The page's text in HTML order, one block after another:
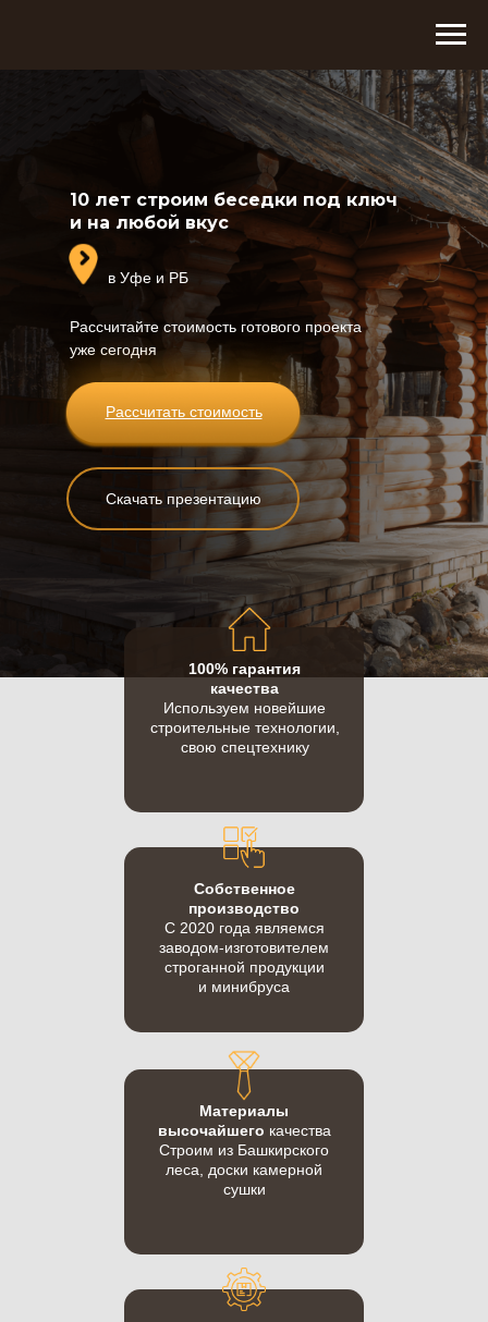
10 лет строим беседки под ключ
и на любой вкус
в Уфе и РБ
Рассчитайте стоимость готового проекта
уже сегодня
Рассчитать стоимость
Скачать презентацию
Материалы
высочайшего качества
Строим из Башкирского
леса, доски камерной
сушки
100% гарантия
качества
Используем новейшие
строительные технологии,
свою спецтехнику
Собственное
производство
С 2020 года являемся
заводом-изготовителем
строганной продукции
и минибруса